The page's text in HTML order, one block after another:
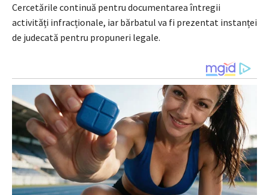
Cercetările continuă pentru documentarea întregii
activități infracționale, iar bărbatul va fi prezentat instanței
de judecată pentru propuneri legale.